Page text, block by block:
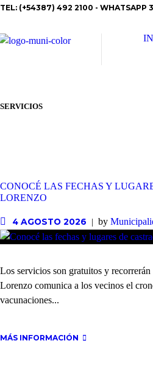
TEL: (+54387) 492 2100 - WHATSAPP
SERVICIOS
CONOCÉ LAS FECHAS Y
LORENZO
4 AGOSTO 2026 by
Los servicios son gratuitos y
Lorenzo comunica a los vecinos el
vacunaciones...
MÁS INFORMACIÓN